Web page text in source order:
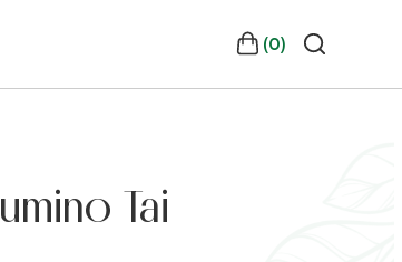
(0)
Tai